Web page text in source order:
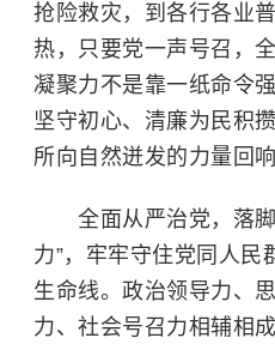
抢险救灾，到各行各业
热，只要党一声号召，
凝聚力不是靠一纸命令
坚守初心、清廉为民积
所向自然迸发的力量回响
全面从严治党，落脚
力”，牢牢守住党同人民
生命线。政治领导力、
力、社会号召力相辅相